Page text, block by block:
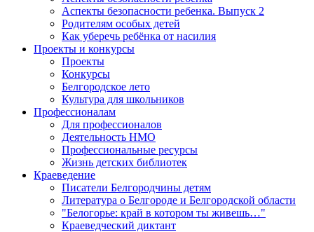
Аспекты безопасности ребенка. Выпуск 2
Родителям особых детей
Как уберечь ребёнка от насилия
Проекты и конкурсы
Проекты
Конкурсы
Белгородское лето
Культура для школьников
Профессионалам
Для профессионалов
Деятельность НМО
Профессиональные ресурсы
Жизнь детских библиотек
Краеведение
Писатели Белгородчины детям
Литература о Белгороде и Белгородской области
"Белогорье: край в котором ты живешь…"
Краеведческий диктант